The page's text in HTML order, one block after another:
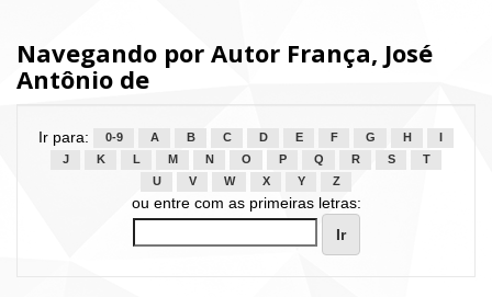
Navegando por Autor França, José
Antônio de
Ir para: 0-9 A B C D E F G H
J
K L M N O P Q R S
T
U
V W X Y Z
ou entre com as primeiras letras: